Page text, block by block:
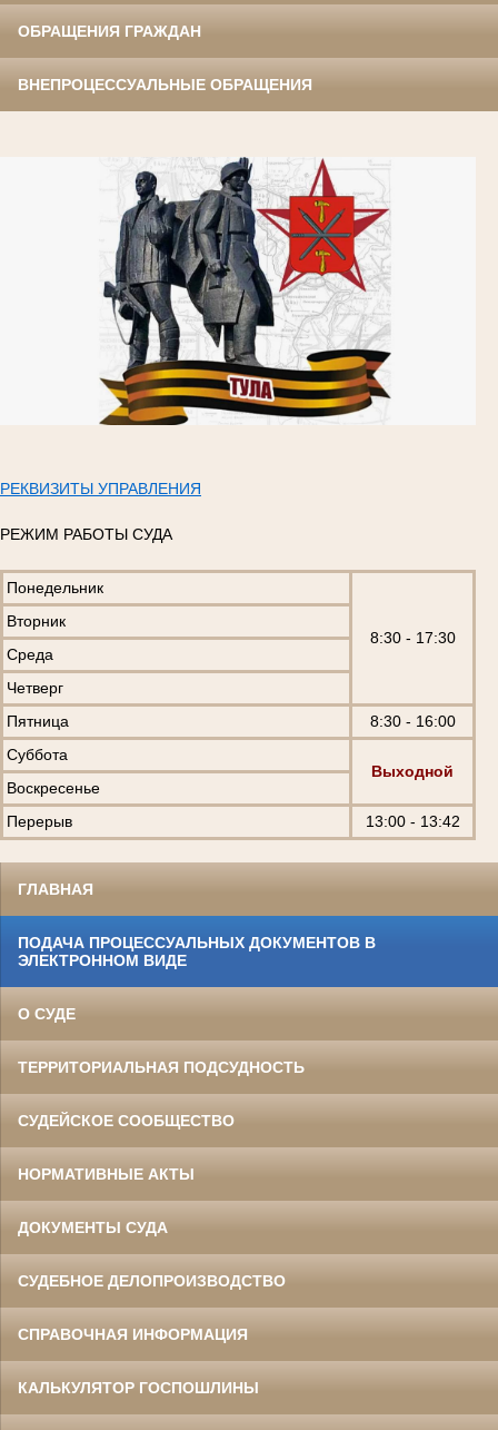
ОБРАЩЕНИЯ ГРАЖДАН
ВНЕПРОЦЕССУАЛЬНЫЕ ОБРАЩЕНИЯ
РЕКВИЗИТЫ УПРАВЛЕНИЯ
РЕЖИМ РАБОТЫ СУДА
Понедельник
8:30 - 17:30
Вторник
Среда
Четверг
Пятница
8:30 - 16:00
Суббота
Выходной
Воскресенье
Перерыв
13:00 - 13:42
ГЛАВНАЯ
ПОДАЧА ПРОЦЕССУАЛЬНЫХ ДОКУМЕНТОВ В
ЭЛЕКТРОННОМ ВИДЕ
О СУДЕ
ТЕРРИТОРИАЛЬНАЯ ПОДСУДНОСТЬ
СУДЕЙСКОЕ СООБЩЕСТВО
НОРМАТИВНЫЕ АКТЫ
ДОКУМЕНТЫ СУДА
СУДЕБНОЕ ДЕЛОПРОИЗВОДСТВО
СПРАВОЧНАЯ ИНФОРМАЦИЯ
КАЛЬКУЛЯТОР ГОСПОШЛИНЫ